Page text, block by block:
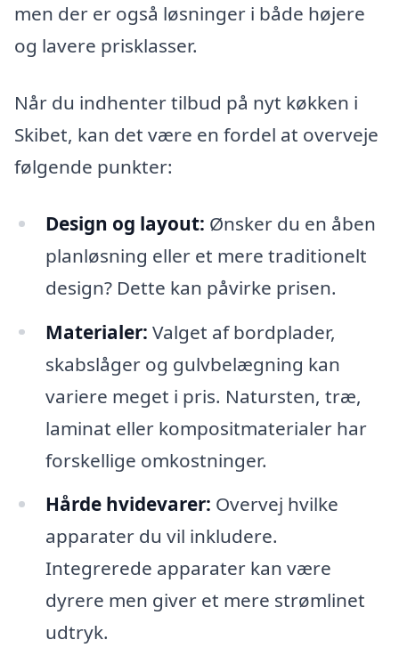
men der er også løsninger i både højere
og lavere prisklasser.
Når du indhenter tilbud på nyt køkken i
Skibet, kan det være en fordel at overveje
følgende punkter:
Design og layout: Ønsker du en åben
planløsning eller et mere traditionelt
design? Dette kan påvirke prisen.
Materialer: Valget af bordplader,
skabslåger og gulvbelægning kan
variere meget i pris. Natursten, træ,
laminat eller kompositmaterialer har
forskellige omkostninger.
Hårde hvidevarer: Overvej hvilke
apparater du vil inkludere.
Integrerede apparater kan være
dyrere men giver et mere strømlinet
udtryk.